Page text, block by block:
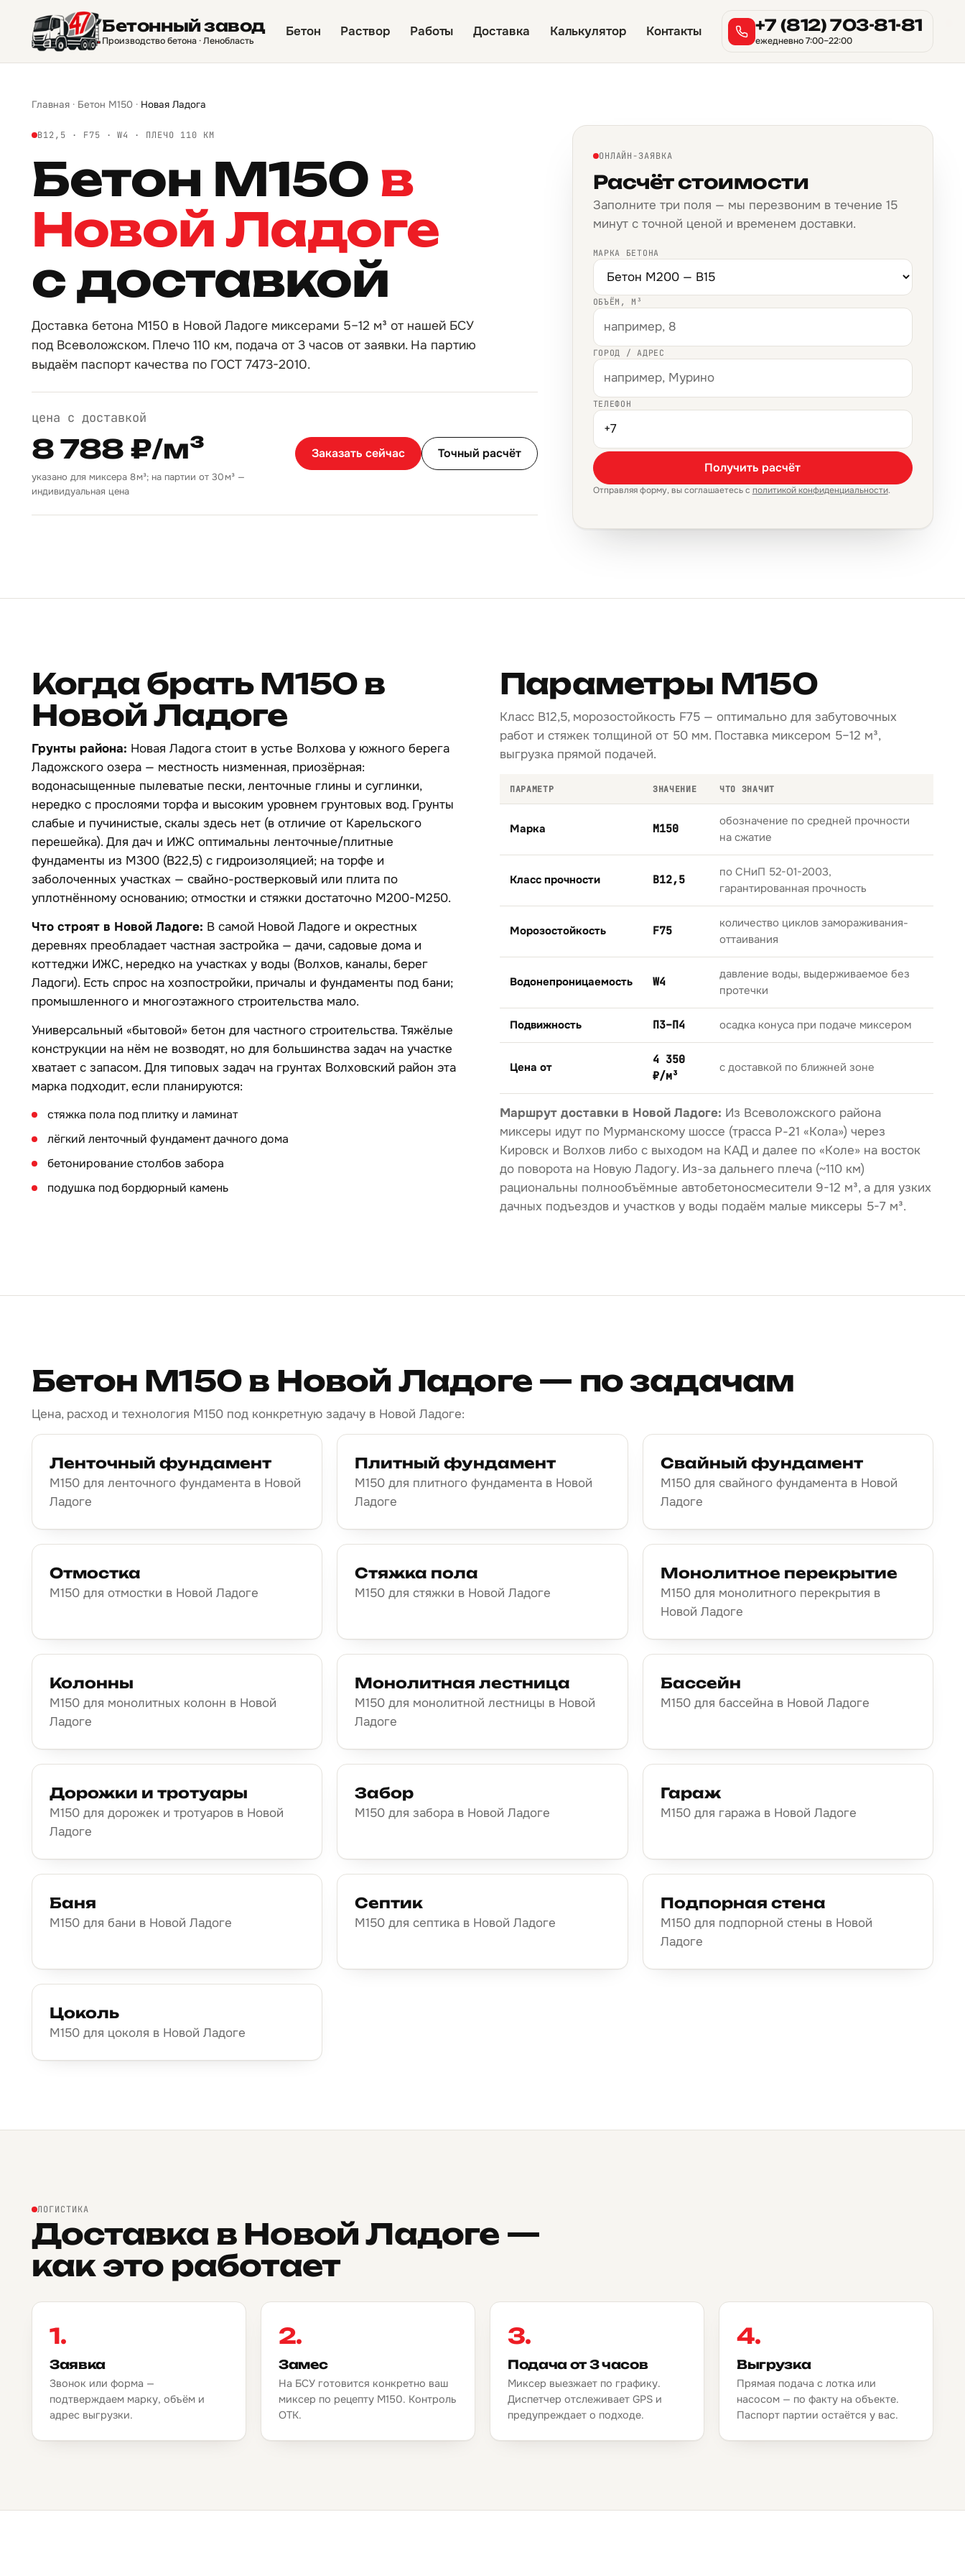
Бетонный завод
Производство бетона · Ленобласть
Бетон Раствор Работы Доставка Калькулятор Контакты +7 (812) 703-81-81
ежедневно 7:00–22:00
Главная · Бетон М150 · Новая Ладога
B12,5 · F75 · W4 · ПЛЕЧО 110 КМ
Бетон М150 в
Новой Ладоге
с доставкой
Доставка бетона М150 в Новой Ладоге миксерами 5–12 м³ от нашей БСУ
под Всеволожском. Плечо 110 км, подача от 3 часов от заявки. На партию
выдаём паспорт качества по ГОСТ 7473-2010.
цена с доставкой
8 788 ₽/м³
указано для миксера 8 м³; на партии от 30 м³ —
индивидуальная цена
Заказать сейчас Точный расчёт
ОНЛАЙН-ЗАЯВКА
Расчёт стоимости
Заполните три поля — мы перезвоним в течение 15
минут с точной ценой и временем доставки.
МАРКА БЕТОНА
ОБЪЁМ, М³
ГОРОД / АДРЕС
ТЕЛЕФОН
Получить расчёт
Отправляя форму, вы соглашаетесь с политикой конфиденциальности.
Когда брать М150 в
Новой Ладоге
Грунты района: Новая Ладога стоит в устье Волхова у южного берега
Ладожского озера — местность низменная, приозёрная:
водонасыщенные пылеватые пески, ленточные глины и суглинки,
нередко с прослоями торфа и высоким уровнем грунтовых вод. Грунты
слабые и пучинистые, скалы здесь нет (в отличие от Карельского
перешейка). Для дач и ИЖС оптимальны ленточные/плитные
фундаменты из М300 (B22,5) с гидроизоляцией; на торфе и
заболоченных участках — свайно-ростверковый или плита по
уплотнённому основанию; отмостки и стяжки достаточно М200-М250.
Что строят в Новой Ладоге: В самой Новой Ладоге и окрестных
деревнях преобладает частная застройка — дачи, садовые дома и
коттеджи ИЖС, нередко на участках у воды (Волхов, каналы, берег
Ладоги). Есть спрос на хозпостройки, причалы и фундаменты под бани;
промышленного и многоэтажного строительства мало.
Универсальный «бытовой» бетон для частного строительства. Тяжёлые
конструкции на нём не возводят, но для большинства задач на участке
хватает с запасом. Для типовых задач на грунтах Волховский район эта
марка подходит, если планируются:
стяжка пола под плитку и ламинат
лёгкий ленточный фундамент дачного дома
бетонирование столбов забора
подушка под бордюрный камень
Параметры М150
Класс B12,5, морозостойкость F75 — оптимально для забутовочных
работ и стяжек толщиной от 50 мм. Поставка миксером 5–12 м³,
выгрузка прямой подачей.
ПАРАМЕТР ЗНАЧЕНИЕ ЧТО ЗНАЧИТ
Марка М150
обозначение по средней прочности
на сжатие
Класс прочности B12,5
по СНиП 52-01-2003,
гарантированная прочность
Морозостойкость F75
количество циклов замораживания-
оттаивания
Водонепроницаемость W4
давление воды, выдерживаемое без
протечки
Подвижность П3–П4 осадка конуса при подаче миксером
Цена от
4 350
₽/м³
с доставкой по ближней зоне
Маршрут доставки в Новой Ладоге: Из Всеволожского района
миксеры идут по Мурманскому шоссе (трасса Р-21 «Кола») через
Кировск и Волхов либо с выходом на КАД и далее по «Коле» на восток
до поворота на Новую Ладогу. Из-за дальнего плеча (~110 км)
рациональны полнообъёмные автобетоносмесители 9-12 м³, а для узких
дачных подъездов и участков у воды подаём малые миксеры 5-7 м³.
Бетон М150 в Новой Ладоге — по задачам
Цена, расход и технология М150 под конкретную задачу в Новой Ладоге:
Ленточный фундамент
М150 для ленточного фундамента в Новой
Ладоге
Плитный фундамент
М150 для плитного фундамента в Новой
Ладоге
Свайный фундамент
М150 для свайного фундамента в Новой
Ладоге
Отмостка
М150 для отмостки в Новой Ладоге
Стяжка пола
М150 для стяжки в Новой Ладоге
Монолитное перекрытие
М150 для монолитного перекрытия в
Новой Ладоге
Колонны
М150 для монолитных колонн в Новой
Ладоге
Монолитная лестница
М150 для монолитной лестницы в Новой
Ладоге
Бассейн
М150 для бассейна в Новой Ладоге
Дорожки и тротуары
М150 для дорожек и тротуаров в Новой
Ладоге
Забор
М150 для забора в Новой Ладоге
Гараж
М150 для гаража в Новой Ладоге
Баня
М150 для бани в Новой Ладоге
Септик
М150 для септика в Новой Ладоге
Подпорная стена
М150 для подпорной стены в Новой
Ладоге
Цоколь
М150 для цоколя в Новой Ладоге
ЛОГИСТИКА
Доставка в Новой Ладоге —
как это работает
1.
Заявка
Звонок или форма —
подтверждаем марку, объём и
адрес выгрузки.
2.
Замес
На БСУ готовится конкретно ваш
миксер по рецепту М150. Контроль
ОТК.
3.
Подача от 3 часов
Миксер выезжает по графику.
Диспетчер отслеживает GPS и
предупреждает о подходе.
4.
Выгрузка
Прямая подача с лотка или
насосом — по факту на объекте.
Паспорт партии остаётся у вас.